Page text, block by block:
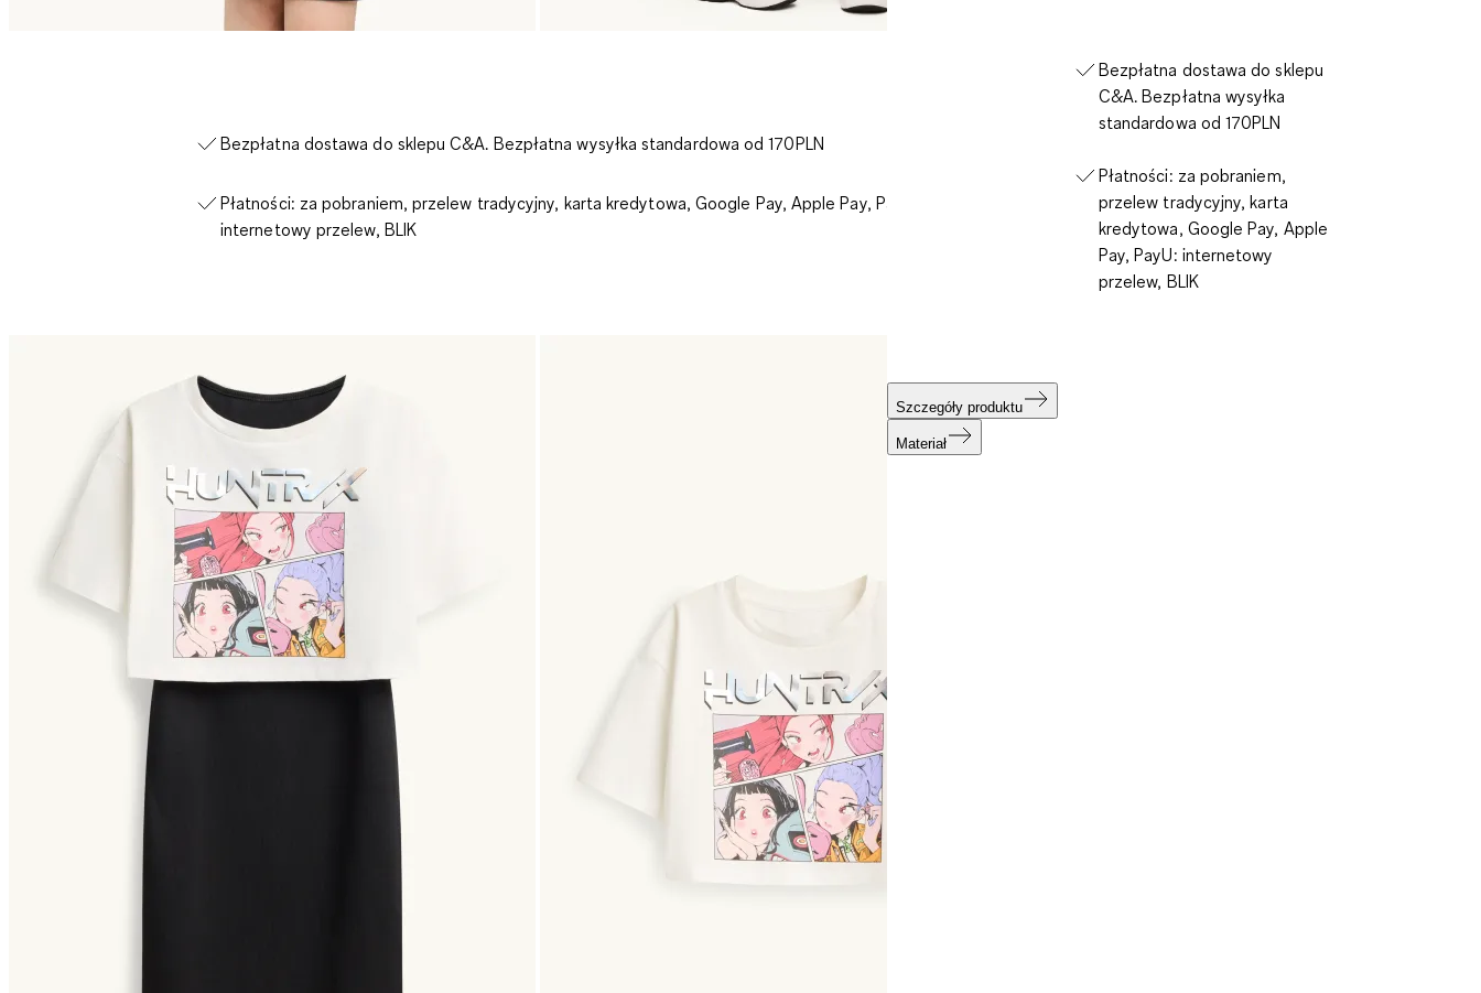
Bezpłatna dostawa do sklepu C&A. Bezpłatna wysyłka standardowa od 170PLN
Płatności: za pobraniem, przelew tradycyjny, karta kredytowa, Google Pay, Apple Pay, PayU:
internetowy przelew, BLIK
Bezpłatna dostawa do sklepu
C&A. Bezpłatna wysyłka
standardowa od 170PLN
Płatności: za pobraniem,
przelew tradycyjny, karta
kredytowa, Google Pay, Apple
Pay, PayU: internetowy
przelew, BLIK
Szczegóły produktu
Materiał